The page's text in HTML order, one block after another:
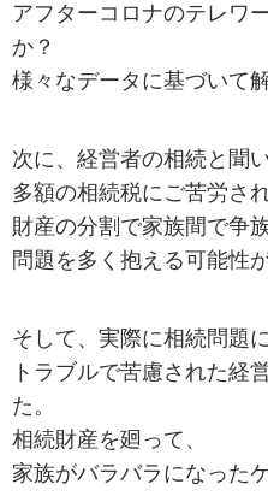
アフターコロナのテレワ
か？
様々なデータに基づいて
次に、経営者の相続と聞
多額の相続税にご苦労され
財産の分割で家族間で争
問題を多く抱える可能性
そして、実際に相続問題
トラブルで苦慮された経
た。
相続財産を廻って、
家族がバラバラになった